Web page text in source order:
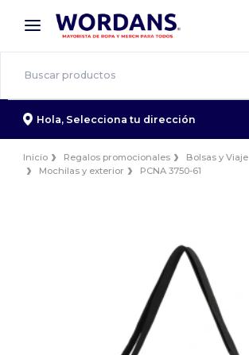
× App de Wordans
¡Mejores precios en app!
Hola, Selecciona tu dirección
Inicio Regalos promocionales
Bolsas y Viaje
Mochilas y exterior
PCNA 3750-61